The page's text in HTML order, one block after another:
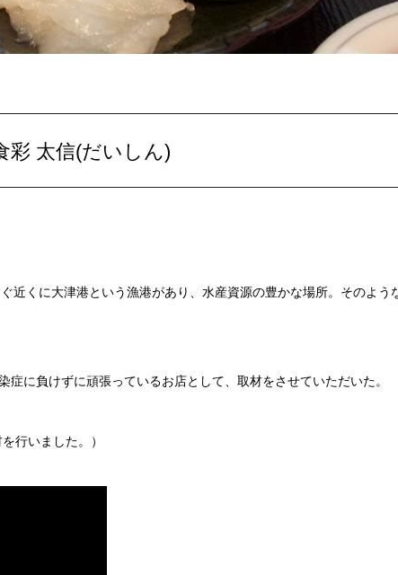
彩 太信(だいしん)
近くに大津港という漁港があり、水産資源の豊かな場所。そのよう
に負けずに頑張っているお店として、取材をさせていただいた。
行いました。）